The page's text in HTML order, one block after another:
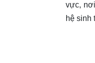
vực,
hệ sinh